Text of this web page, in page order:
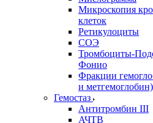
Микроскопия
клеток
Ретикулоциты
СОЭ
Тромбоциты-
Фонио
Фракции
и метгемоглобин)
Гемостаз
Антитромбин III
АЧТВ